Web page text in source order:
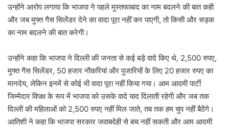
उन्होंने आरोप लगाया कि भाजपा ने पहले मुस्तफाबाद का नाम बदलने की बात कही
और जब मुफ्त गैस सिलेंडर देने का वादा पूरा नहीं कर पाएगी, तो किसी और सड़क
का नाम बदलने की बात करेगी।
उन्होंने कहा कि भाजपा ने दिल्ली की जनता से कई बड़े वादे किए थे, 2,500 रुपए,
मुफ्त गैस सिलेंडर, 50 हजार नौकरियां और पुजारियों के लिए 20 हजार रुपए का
मानदेय, लेकिन इनमें से कोई भी वादा पूरा नहीं किया गया। आम आदमी पार्टी
जिम्मेदार विपक्ष के रूप में भाजपा को उसके वादे याद दिलाती रहेगी और जब तक
दिल्ली की महिलाओं को 2,500 रुपए नहीं मिल जाते, तब तक हम चुप नहीं बैठेंगे।
आतिशी ने कहा कि भाजपा सरकार जवाबदेही से बच नहीं सकती और आम आदमी